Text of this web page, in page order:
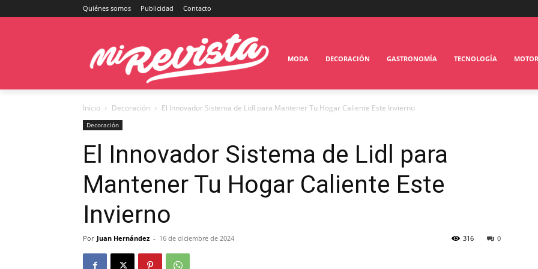
Quiénes somos Publicidad Contacto
MODA DECORACIÓN GASTRONOMÍA TECNOLOGÍA MOTOR
Inicio Decoración El Innovador Sistema de Lidl para Mantener Tu Hogar Caliente Este Invierno
Decoración
El Innovador Sistema de Lidl para
Mantener Tu Hogar Caliente Este
Invierno
Por Juan Hernández - 16 de diciembre de 2024 0
316